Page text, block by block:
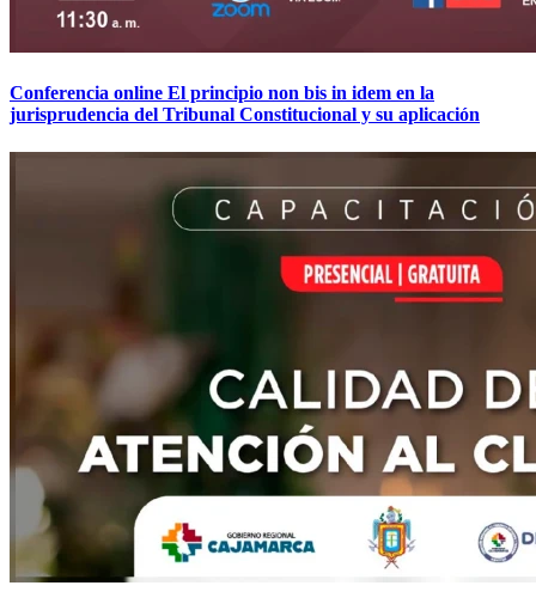
Conferencia online El principio non bis in idem en la
jurisprudencia del Tribunal Constitucional y su aplicación